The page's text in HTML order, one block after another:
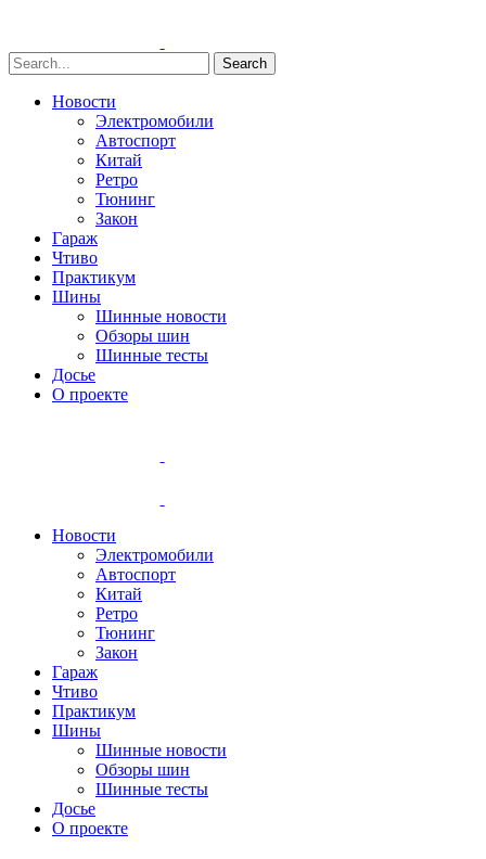
Search
Новости
Электромобили
Автоспорт
Китай
Ретро
Тюнинг
Закон
Гараж
Чтиво
Практикум
Шины
Шинные новости
Обзоры шин
Шинные тесты
Досье
О проекте
Новости
Электромобили
Автоспорт
Китай
Ретро
Тюнинг
Закон
Гараж
Чтиво
Практикум
Шины
Шинные новости
Обзоры шин
Шинные тесты
Досье
О проекте